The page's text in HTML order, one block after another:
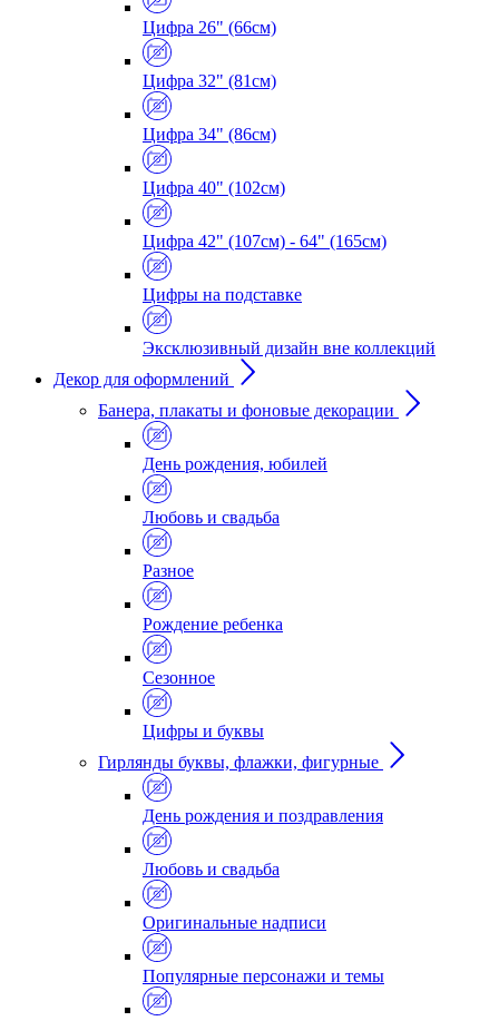
Цифра 26" (66см)
Цифра 32" (81см)
Цифра 34" (86см)
Цифра 40" (102см)
Цифра 42" (107см) - 64" (165см)
Цифры на подставке
Эксклюзивный дизайн вне коллекций
Декор для оформлений
Банера, плакаты и фоновые декорации
День рождения, юбилей
Любовь и свадьба
Разное
Рождение ребенка
Сезонное
Цифры и буквы
Гирлянды буквы, флажки, фигурные
День рождения и поздравления
Любовь и свадьба
Оригинальные надписи
Популярные персонажи и темы